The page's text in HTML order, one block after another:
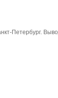
Петербург.